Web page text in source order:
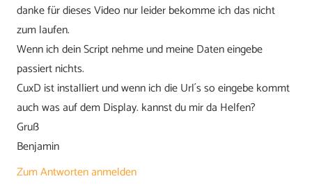
danke für dieses Video nur leider bekomme ich das nicht
zum laufen.
Wenn ich dein Script nehme und meine Daten eingebe
passiert nichts.
CuxD ist installiert und wenn ich die Url´s so eingebe kommt
auch was auf dem Display. kannst du mir da Helfen?
Gruß
Benjamin
Zum Antworten anmelden